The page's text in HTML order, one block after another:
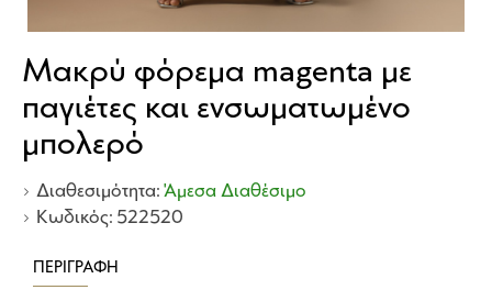
Μακρύ φόρεμα magenta με
παγιέτες και ενσωματωμένο
μπολερό
Διαθεσιμότητα: Άμεσα Διαθέσιμο
Κωδικός: 522520
ΠΕΡΙΓΡΑΦΉ